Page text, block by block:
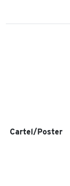
Cartel/Poster